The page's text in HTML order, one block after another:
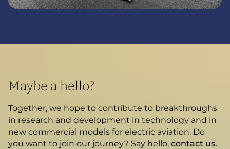
Maybe a hello?
Together, we hope to contribute to breakthroughs
in research and development in technology and in
new commercial models for electric aviation. Do
you want to join our journey? Say hello, contact us.